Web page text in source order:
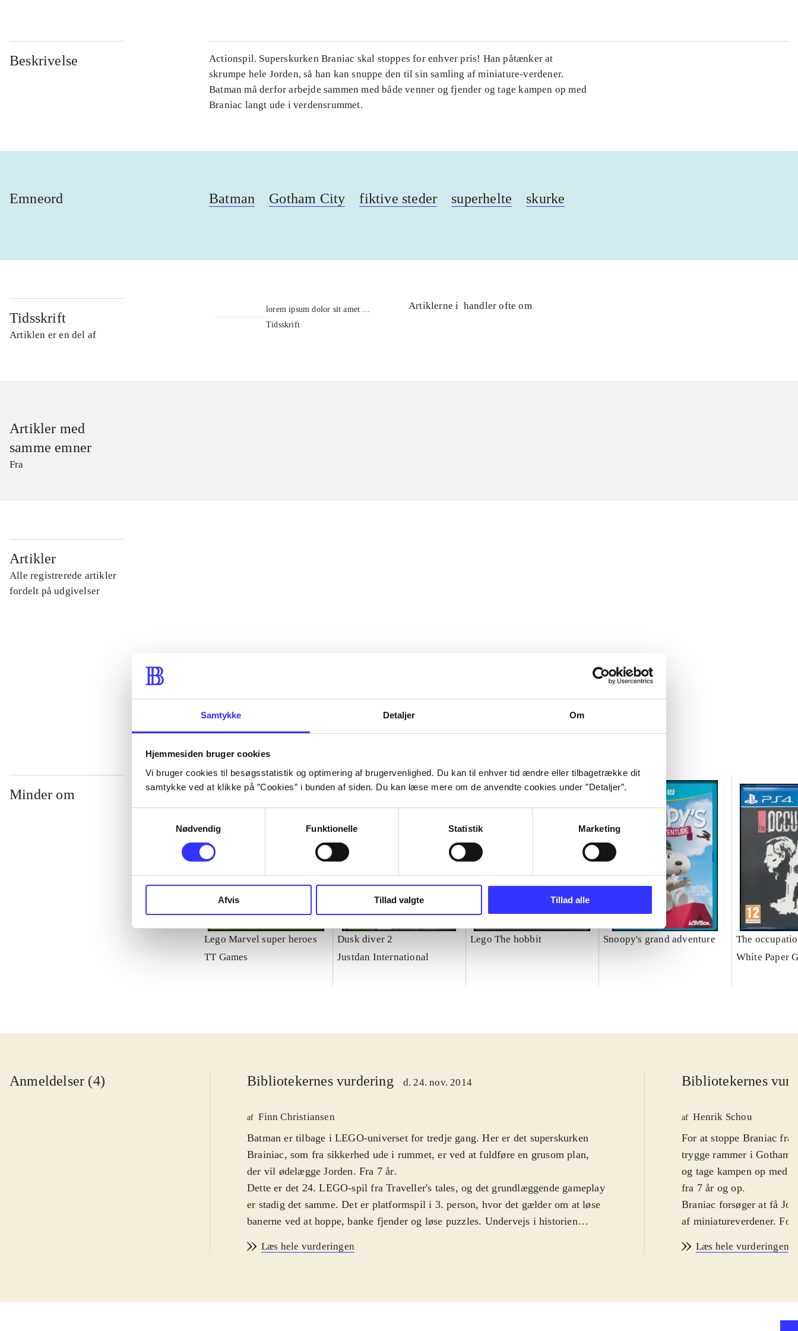
Samtykke Detaljer Om
Hjemmesiden bruger cookies
Vi bruger cookies til besøgsstatistik og optimering af brugervenlighed. Du kan til enhver tid ændre eller tilbagetrække dit
samtykke ved at klikke på ”Cookies” i bunden af siden. Du kan læse mere om de anvendte cookies under ”Detaljer”.
Nødvendig
Funktionelle Statistik Marketing
Afvis Tillad valgte Tillad alle
Beskrivelse
Actionspil. Superskurken Braniac skal stoppes for enhver pris! Han påtænker at
skrumpe hele Jorden, så han kan snuppe den til sin samling af miniature-verdener.
Batman må derfor arbejde sammen med både venner og fjender og tage kampen op med
Braniac langt ude i verdensrummet.
Emneord Batman Gotham City fiktive steder superhelte skurke
Tidsskrift
Artiklen er en del af
lorem ipsum dolor sit amet ...
Tidsskrift
Artiklerne i handler ofte om
Artikler med
samme emner
Fra
Artikler
Alle registrerede artikler
fordelt på udgivelser
Minder om
Lego Marvel super heroes
TT Games
Dusk diver 2
Justdan International
Lego The hobbit Snoopy's grand adventure
The
White Paper
Anmeldelser (4) Bibliotekernes vurdering d. 24. nov. 2014
af Finn Christiansen
Batman er tilbage i LEGO-universet for tredje gang. Her er det superskurken
Brainiac, som fra sikkerhed ude i rummet, er ved at fuldføre en grusom plan,
der vil ødelægge Jorden. Fra 7 år.
Dette er det 24. LEGO-spil fra Traveller's tales, og det grundlæggende gameplay
er stadig det samme. Det er platformspil i 3. person, hvor det gælder om at løse
banerne ved at hoppe, banke fjender og løse puzzles. Undervejs i historien
Man kunne let fristes til at tro, at LEGO-formularen efterhånden er blevet
godt, og der er lige akkurat fornyelser nok til, at man ikke bare har set det hele
Læs hele vurderingen
Bibliotekernes
af Henrik Schou
For at stoppe Braniac fra
trygge rammer i Gotham
og tage kampen op med
fra 7 år og op.
Braniac forsøger at få
af miniatureverdener. For
superskurke. Historien
De nye baner er
Gotham-inspirerede
Læs hele vurderingen